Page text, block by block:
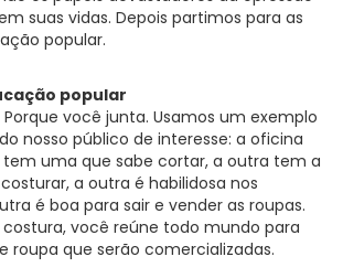
suas vidas. Depois partimos para as
popular.
popular
você junta. Usamos um exemplo
nosso público de interesse: a oficina
tem uma que sabe cortar, a outra tem a
a outra é habilidosa nos
é boa para sair e vender as roupas.
você reúne todo mundo para
roupa que serão comercializadas.